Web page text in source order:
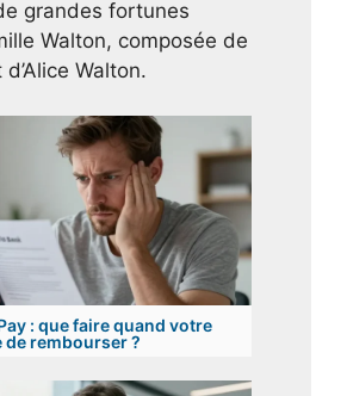
grandes fortunes
Walton, composée de
Walton.
: que faire quand votre
de rembourser ?